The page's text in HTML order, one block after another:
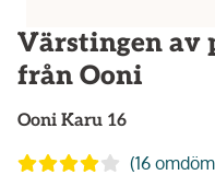
Värstingen av
från Ooni
Ooni Karu 16
(16